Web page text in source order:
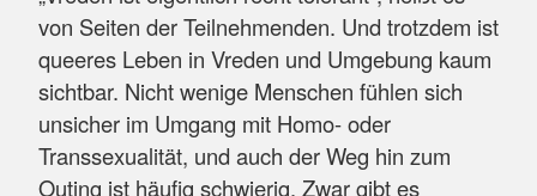
von Seiten der Teilnehmenden. Und trotzdem ist
queeres Leben in Vreden und Umgebung kaum
sichtbar. Nicht wenige Menschen fühlen sich
unsicher im Umgang mit Homo- oder
Transsexualität, und auch der Weg hin zum
Outing ist häufig schwierig. Zwar gibt es